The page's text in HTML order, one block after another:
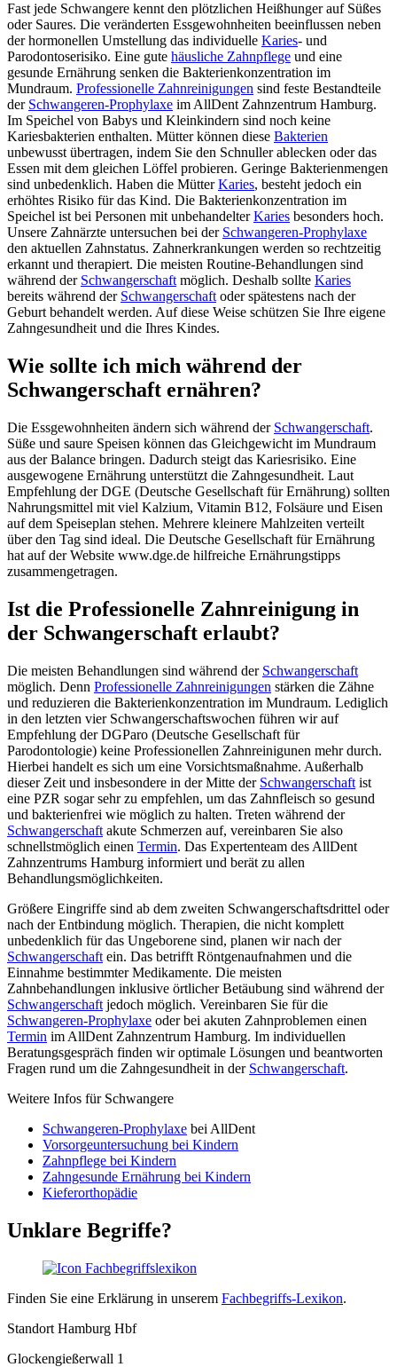
Fast jede Schwangere kennt den plötzlichen Heißhunger auf Süßes
oder Saures. Die veränderten Essgewohnheiten beeinflussen neben
der hormonellen Umstellung das individuelle Karies- und
Parodontoserisiko. Eine gute häusliche Zahnpflege und eine
gesunde Ernährung senken die Bakterienkonzentration im
Mundraum. Professionelle Zahnreinigungen sind feste Bestandteile
der Schwangeren-Prophylaxe im AllDent Zahnzentrum Hamburg.
Im Speichel von Babys und Kleinkindern sind noch keine
Kariesbakterien enthalten. Mütter können diese Bakterien
unbewusst übertragen, indem Sie den Schnuller ablecken oder das
Essen mit dem gleichen Löffel probieren. Geringe Bakterienmengen
sind unbedenklich. Haben die MütterKaries, besteht jedoch ein
erhöhtes Risiko für das Kind. Die Bakterienkonzentration im
Speichel ist bei Personen mit unbehandelterKaries besonders hoch.
Unsere Zahnärzte untersuchen bei der Schwangeren-Prophylaxe
den aktuellen Zahnstatus. Zahnerkrankungen werden so rechtzeitig
erkannt und therapiert. Die meisten Routine-Behandlungen sind
während der Schwangerschaft möglich. Deshalb sollte Karies
bereits während der Schwangerschaft oder spätestens nach der
Geburt behandelt werden. Auf diese Weise schützen Sie Ihre eigene
Zahngesundheit und die Ihres Kindes.
Wie sollte ich mich während der
Schwangerschaft ernähren?
Die Essgewohnheiten ändern sich während der Schwangerschaft.
Süße und saure Speisen können das Gleichgewicht im Mundraum
aus der Balance bringen. Dadurch steigt das Kariesrisiko. Eine
ausgewogene Ernährung unterstützt die Zahngesundheit. Laut
Empfehlung der DGE (Deutsche Gesellschaft für Ernährung) sollten
Nahrungsmittel mit viel Kalzium, Vitamin B12, Folsäure und Eisen
auf dem Speiseplan stehen. Mehrere kleinere Mahlzeiten verteilt
über den Tag sind ideal. Die Deutsche Gesellschaft für Ernährung
hat auf der Website www.dge.de hilfreiche Ernährungstipps
zusammengetragen.
Ist die Professionelle Zahnreinigung in
der Schwangerschaft erlaubt?
Die meisten Behandlungen sind während der Schwangerschaft
möglich. Denn Professionelle Zahnreinigungen stärken die Zähne
und reduzieren die Bakterienkonzentration im Mundraum. Lediglich
in den letzten vier Schwangerschaftswochen führen wir auf
Empfehlung der DGParo (Deutsche Gesellschaft für
Parodontologie) keine Professionellen Zahnreinigunen mehr durch.
Hierbei handelt es sich um eine Vorsichtsmaßnahme. Außerhalb
dieser Zeit und insbesondere in der Mitte der Schwangerschaft ist
eine PZR sogar sehr zu empfehlen, um das Zahnfleisch so gesund
und bakterienfrei wie möglich zu halten. Treten während der
Schwangerschaft akute Schmerzen auf, vereinbaren Sie also
schnellstmöglich einen Termin. Das Expertenteam des AllDent
Zahnzentrums Hamburg informiert und berät zu allen
Behandlungsmöglichkeiten.
Größere Eingriffe sind ab dem zweiten Schwangerschaftsdrittel oder
nach der Entbindung möglich. Therapien, die nicht komplett
unbedenklich für das Ungeborene sind, planen wir nach der
Schwangerschaft ein. Das betrifft Röntgenaufnahmen und die
Einnahme bestimmter Medikamente. Die meisten
Zahnbehandlungen inklusive örtlicher Betäubung sind während der
Schwangerschaft jedoch möglich. Vereinbaren Sie für die
Schwangeren-Prophylaxe oder bei akuten Zahnproblemen einen
Termin im AllDent Zahnzentrum Hamburg. Im individuellen
Beratungsgespräch finden wir optimale Lösungen und beantworten
Fragen rund um die Zahngesundheit in der Schwangerschaft.
Weitere Infos für Schwangere
Schwangeren-Prophylaxe bei AllDent
Vorsorgeuntersuchung bei Kindern
Zahnpflege bei Kindern
Zahngesunde Ernährung bei Kindern
Kieferorthopädie
Unklare Begriffe?
Finden Sie eine Erklärung in unserem Fachbegriffs-Lexikon.
Standort Hamburg Hbf
Glockengießerwall 1